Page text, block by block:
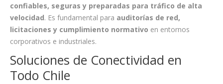
confiables, seguras y preparadas para tráfico de alta
velocidad. Es fundamental para auditorías de red,
licitaciones y cumplimiento normativo en entornos
corporativos e industriales.
Soluciones de Conectividad en
Todo Chile